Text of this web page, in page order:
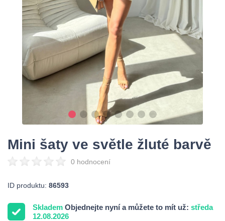
Mini šaty ve světle žluté barvě
0 hodnocení
ID produktu: 86593
Skladem Objednejte nyní a můžete to mít už: středa
12.08.2026